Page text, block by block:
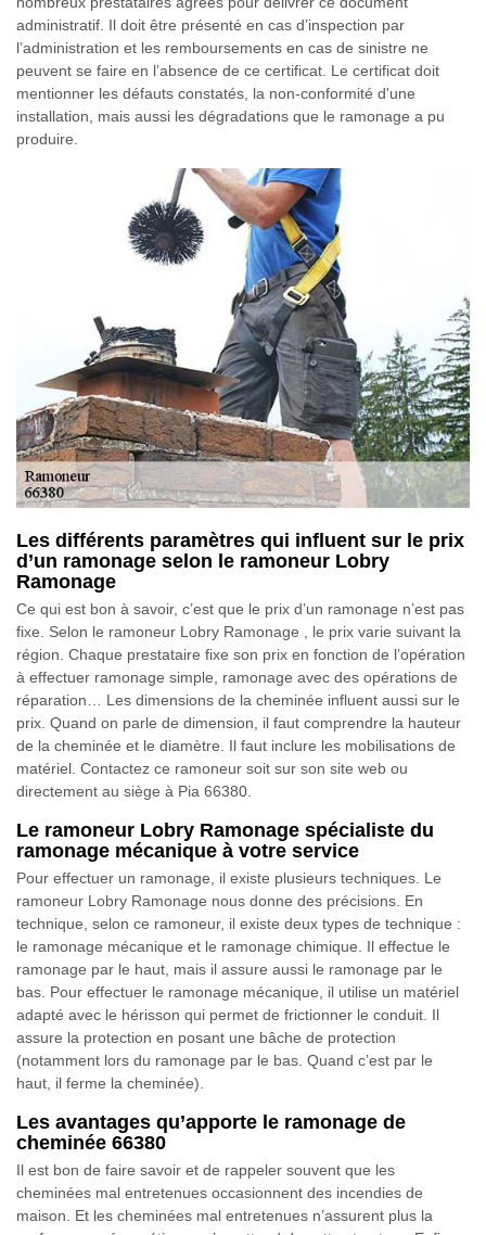
administratif. Il doit être présenté en cas d’inspection par
l’administration et les remboursements en cas de sinistre ne
peuvent se faire en l’absence de ce certificat. Le certificat doit
mentionner les défauts constatés, la non-conformité d'une
installation, mais aussi les dégradations que le ramonage a pu
produire.
Les différents paramètres qui influent sur le prix
d’un ramonage selon le ramoneur Lobry
Ramonage
Ce qui est bon à savoir, c’est que le prix d’un ramonage n’est pas
fixe. Selon le ramoneur Lobry Ramonage , le prix varie suivant la
région. Chaque prestataire fixe son prix en fonction de l’opération
à effectuer ramonage simple, ramonage avec des opérations de
réparation… Les dimensions de la cheminée influent aussi sur le
prix. Quand on parle de dimension, il faut comprendre la hauteur
de la cheminée et le diamètre. Il faut inclure les mobilisations de
matériel. Contactez ce ramoneur soit sur son site web ou
directement au siège à Pia 66380.
Le ramoneur Lobry Ramonage spécialiste du
ramonage mécanique à votre service
Pour effectuer un ramonage, il existe plusieurs techniques. Le
ramoneur Lobry Ramonage nous donne des précisions. En
technique, selon ce ramoneur, il existe deux types de technique :
le ramonage mécanique et le ramonage chimique. Il effectue le
ramonage par le haut, mais il assure aussi le ramonage par le
bas. Pour effectuer le ramonage mécanique, il utilise un matériel
adapté avec le hérisson qui permet de frictionner le conduit. Il
assure la protection en posant une bâche de protection
(notamment lors du ramonage par le bas. Quand c’est par le
haut, il ferme la cheminée).
Les avantages qu’apporte le ramonage de
cheminée 66380
Il est bon de faire savoir et de rappeler souvent que les
cheminées mal entretenues occasionnent des incendies de
maison. Et les cheminées mal entretenues n’assurent plus la